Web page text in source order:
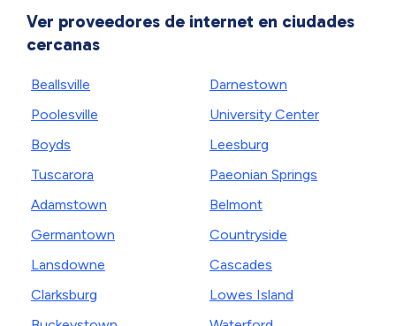
Ver proveedores de internet en ciudades
cercanas
Beallsville
Poolesville
Boyds
Tuscarora
Adamstown
Germantown
Lansdowne
Clarksburg
Darnestown
University Center
Leesburg
Paeonian Springs
Belmont
Countryside
Cascades
Lowes Island